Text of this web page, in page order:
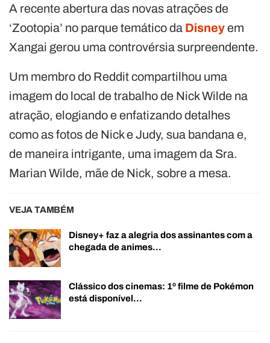
A recente abertura das novas atrações de
‘Zootopia’ no parque temático da Disneyem
Xangai gerou uma controvérsia surpreendente.
Um membro do Reddit compartilhou uma
imagem do local de trabalho de Nick Wilde na
atração, elogiando e enfatizando detalhes
como as fotos de Nick e Judy, sua bandana e,
de maneira intrigante, uma imagem da Sra.
Marian Wilde, mãe de Nick, sobre a mesa.
VEJA TAMBÉM
Disney+ faz a alegria dos assinantes com a
chegada de animes…
Clássico dos cinemas: 1º filme de Pokémon
está disponível…